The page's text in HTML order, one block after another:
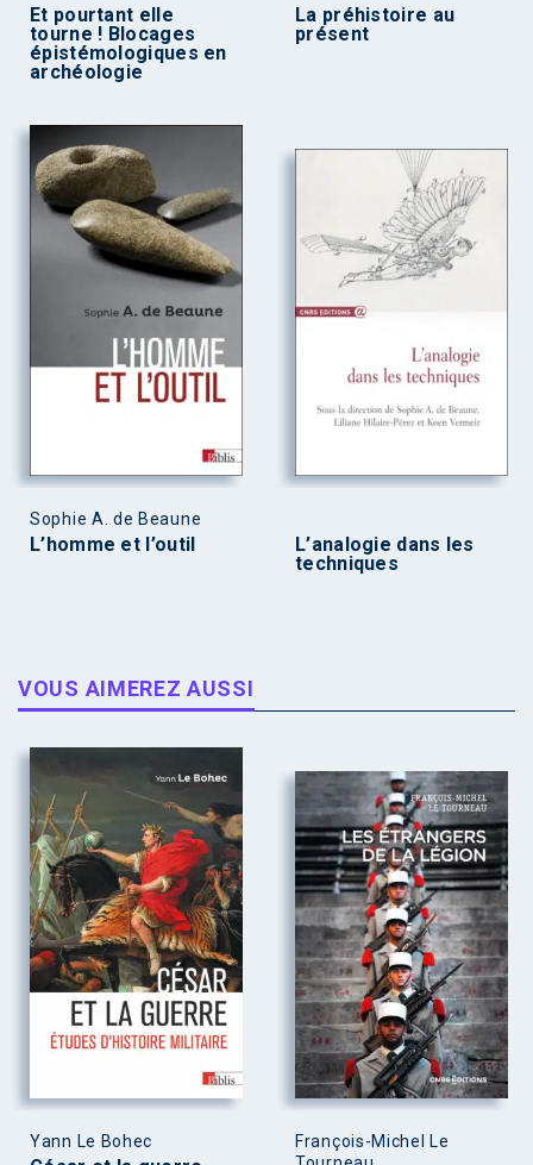
Et pourtant elle
tourne ! Blocages
épistémologiques en
archéologie
La préhistoire au
présent
Sophie A. de Beaune
L’homme et l’outil
L’analogie dans les
techniques
VOUS AIMEREZ AUSSI
Yann Le Bohec
François-Michel Le